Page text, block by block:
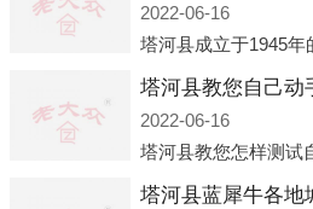
2022-06-16
塔河县教您自己动
2022-06-16